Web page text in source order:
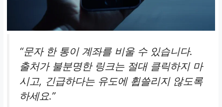
“문자 한 통이 계좌를 비울 수 있습니다.
출처가 불분명한 링크는 절대 클릭하지 마
시고, 긴급하다는 유도에 휩쓸리지 않도록
하세요.”